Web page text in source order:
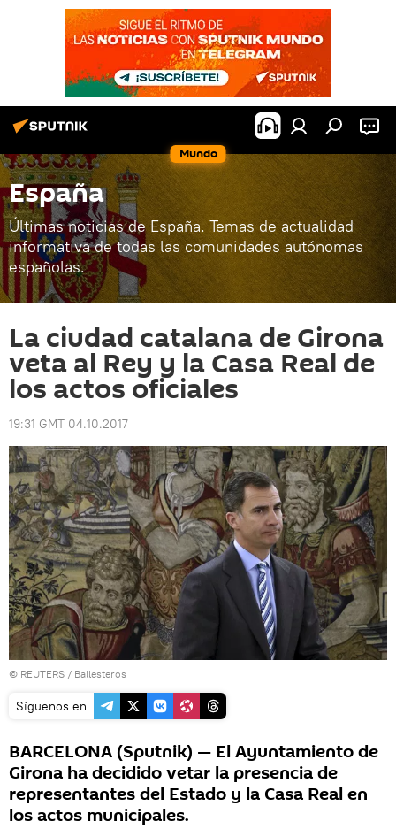
Mundo
España
Últimas noticias de España. Temas de actualidad
informativa de todas las comunidades autónomas
españolas.
La ciudad catalana de Girona
veta al Rey y la Casa Real de
los actos oficiales
19:31 GMT 04.10.2017
© REUTERS / Ballesteros
Síguenos en
BARCELONA (Sputnik) — El Ayuntamiento de
Girona ha decidido vetar la presencia de
representantes del Estado y la Casa Real en
los actos municipales.